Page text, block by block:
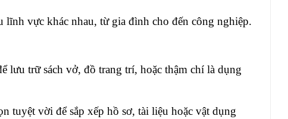
lĩnh vực khác nhau, từ gia đình cho đến công nghiệp.
lưu trữ sách vở, đồ trang trí, hoặc thậm chí là dụng
tuyệt vời để sắp xếp hồ sơ, tài liệu hoặc vật dụng